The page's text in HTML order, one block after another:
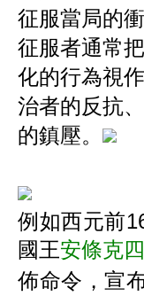
征服當局的衝
征服者通常
化的行為視
治者的反抗
的鎮壓。
例如西元前
國王安條克
佈命令，宣